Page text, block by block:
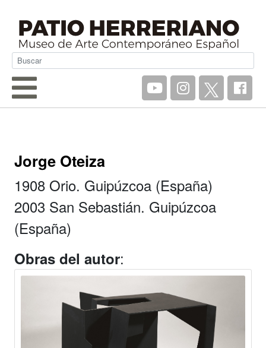
Jorge Oteiza
1908 Orio. Guipúzcoa (España)
2003 San Sebastián. Guipúzcoa
(España)
Obras del autor: